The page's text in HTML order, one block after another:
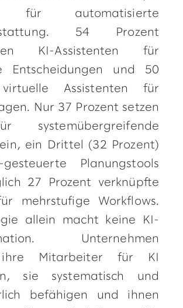
für automatisierte
54 Prozent
KI-Assistenten für
Entscheidungen und 50
Assistenten für
Nur 37 Prozent setzen
systemübergreifende
ein Drittel (32 Prozent)
Planungstools
27 Prozent verknüpfte
mehrstufige Workflows.
allein macht keine KI-
Unternehmen
ihre Mitarbeiter für KI
sie systematisch und
befähigen und ihnen